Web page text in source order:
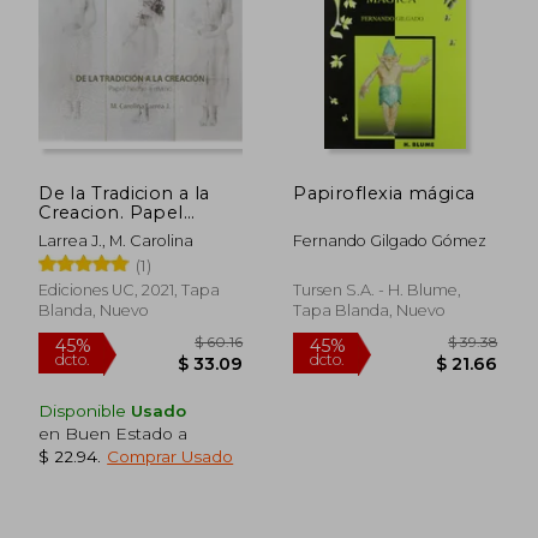
45% $ 36.29 45%
De la Tradicion a la
Creacion. Papel
Hecho a Mano
Larrea J., M. Carolina
(1)
Ediciones UC, 2021, Tapa
Blanda, Nuevo
Disponible Usado
en Buen Estado a
$ 22.94 Comprar Usado
Papiroflexia mágica
Fernando Gilgado Gómez
Tursen S.A. - H. Blume,
Tapa Blanda, Nuevo